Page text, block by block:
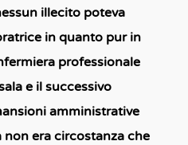
illecito poteva
in quanto pur in
professionale
e il successivo
amministrative
era circostanza che